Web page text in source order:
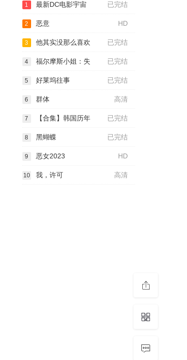
已完结
1 最新DC电影宇宙
HD
2 恶意
已完结
3 他其实没那么喜欢
已完结
4 福尔摩斯小姐：失
已完结
5 好莱坞往事
高清
6 群体
已完结
7 【合集】韩国历年
已完结
8 黑蝴蝶
HD
9 恶女2023
高清
10 我，许可